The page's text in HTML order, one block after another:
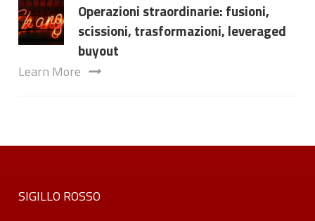
Operazioni straordinarie: fusioni,
scissioni, trasformazioni, leveraged
buyout
Learn More
SIGILLO ROSSO